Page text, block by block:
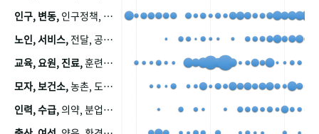
인구, 변동, 인구정책, 저출산, 고령사회, 고령화, 이동, 남북한, 지방자치단체, 컨설팅, 복지정책평가, 집, 사회개발
노인, 서비스, 전달, 공공, 보육, 수요, 공급, 사회서비스, 데이터, 보호, 요양, 아동, 예방, 청소년, 효율, 자원
교육, 요원, 진료,훈련, 보건요원, 마을, 마을건강사업, 보조원, 진료원, 보건진료원, 보건진료원교재
모자, 보건소,농촌, 도시, 금연, 농촌지역, 모자보건사업
인력, 수급,의약, 분업, 식품, 의약품, 의사, 안전